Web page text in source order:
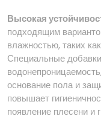
Высокая
подходящим
влажностью, таких
Специальные
основание пола и
повышает
появление плесени и